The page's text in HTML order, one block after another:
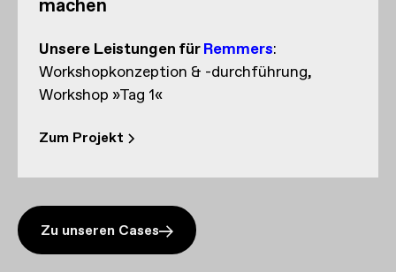
machen
Unsere Leistungen fürRemmers:
Workshopkonzeption & -durchführung
Workshop »Tag 1«
Zum Projekt
Zu unseren Cases